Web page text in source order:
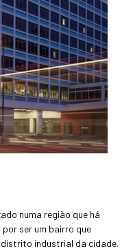
numa região que há
ser um bairro que
industrial da cidade.